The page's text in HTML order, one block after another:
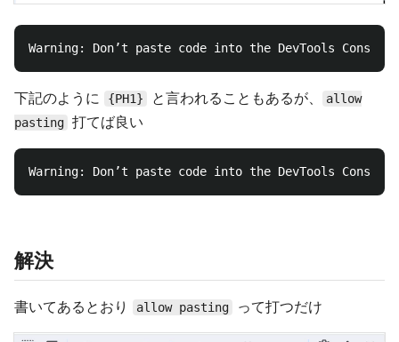
下記のように {PH1} と言われることもあるが、
allow
pasting 打てば良い
解決
書いてあるとおり allow pasting って打つだけ